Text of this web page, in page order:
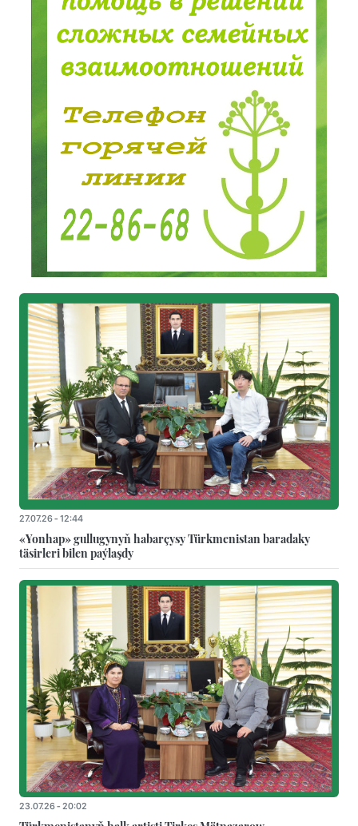
27.07.26 - 12:44
«Yonhap» gullugynyň habarçysy Türkmenistan baradaky
täsirleri bilen paýlaşdy
23.07.26 - 20:02